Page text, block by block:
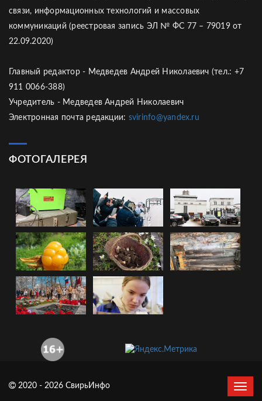
связи, информационных технологий и массовых
коммуникаций (реестровая запись ЭЛ № ФС 77 – 79019 от
22.09.2020)
Главный редактор - Медведев Андрей Николаевич (тел.: +7
911 0066-388)
Учредитель - Медведев Андрей Николаевич
Электронная почта редакции: svirinfo@yandex.ru
ФОТОГАЛЕРЕЯ
2020 - 2026 СвирьИнфо